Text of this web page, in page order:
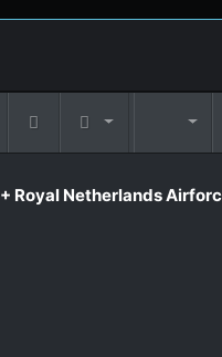
+ Royal Netherlands